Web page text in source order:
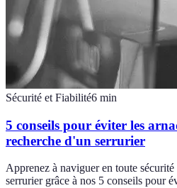
Sécurité et Fiabilité6 min
5 conseils pour éviter les
recherche d'un serrurier
Apprenez à naviguer en toute
serrurier grâce à nos 5 conseils pour